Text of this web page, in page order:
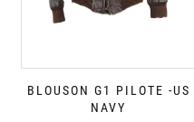
BLOUSON G1 PILOTE -US
NAVY